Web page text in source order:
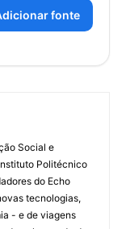
fonte
Social e
Politécnico
do Echo
tecnologias,
- e de viagens